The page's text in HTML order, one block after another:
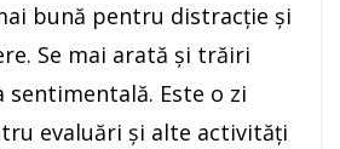
bună pentru distracţie şi
Se mai arată şi trăiri
sentimentală. Este o zi
evaluări şi alte activităţi